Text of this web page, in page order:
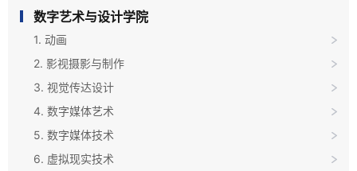
数字艺术与设计学院
1. 动画
2. 影视摄影与制作
3. 视觉传达设计
4. 数字媒体艺术
5. 数字媒体技术
6. 虚拟现实技术